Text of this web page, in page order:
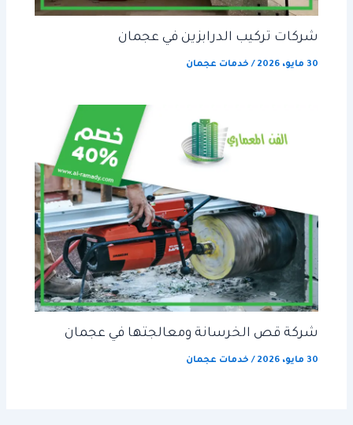
شركات تركيب الدرابزين في عجمان
30 مايو، 2026 / خدمات عجمان
شركة قص الخرسانة ومعالجتها في عجمان
30 مايو، 2026 / خدمات عجمان